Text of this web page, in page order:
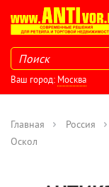
Ваш город: Москва
Главная Россия
Оскол